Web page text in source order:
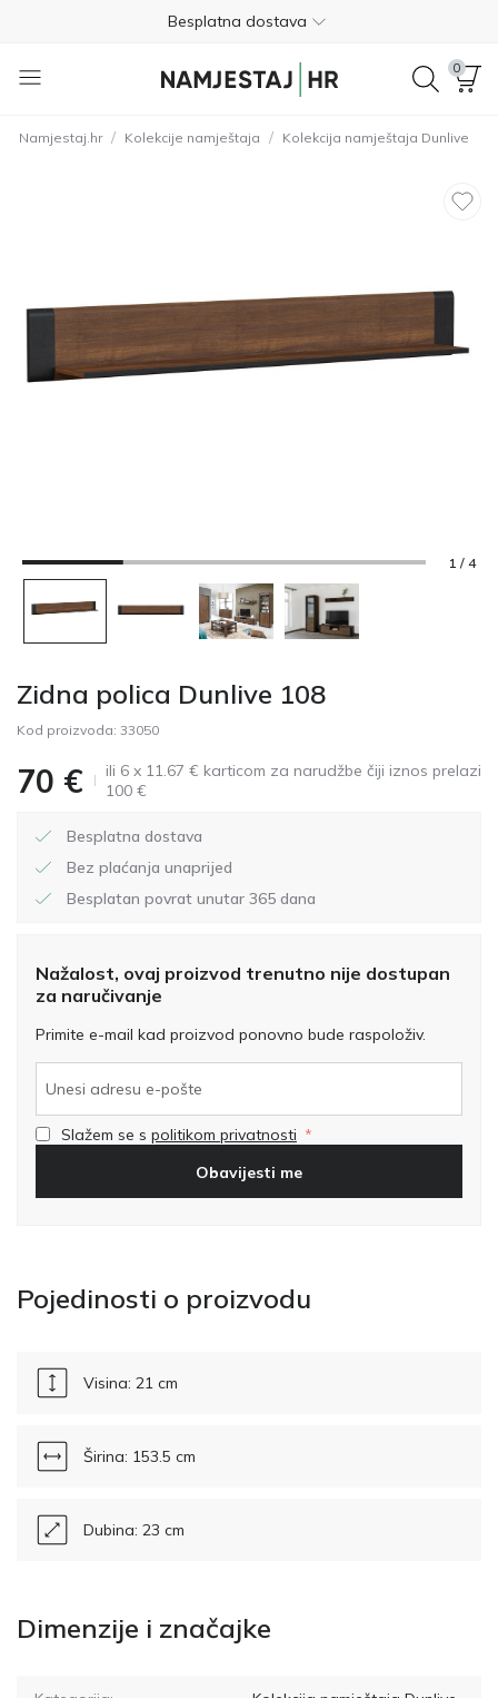
Besplatna dostava
Nije potrebno plaćanje unaprijed
01 8000 383
01 8000 383
0
Namjestaj.hr / Kolekcije namještaja / Kolekcija namještaja Dunlive
1 / 4
Zidna polica Dunlive 108
Kod proizvoda: 33050
70 €
ili 6 x 11.67 € karticom za narudžbe čiji iznos prelazi
100 €
Besplatna dostava
Bez plaćanja unaprijed
Besplatan povrat unutar 365 dana
Nažalost, ovaj proizvod trenutno nije dostupan
za naručivanje
Primite e-mail kad proizvod ponovno bude raspoloživ.
Slažem se s politikom privatnosti
Obavijesti me
Pojedinosti o proizvodu
Visina: 21 cm
Širina: 153.5 cm
Dubina: 23 cm
Dimenzije i značajke